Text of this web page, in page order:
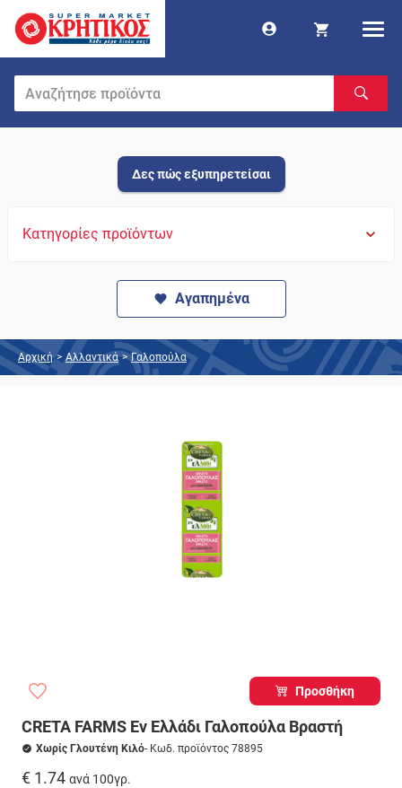
Δες πώς εξυπηρετείσαι
Κατηγορίες προϊόντων
Αγαπημένα
Αρχική > Αλλαντικά > Γαλοπούλα
Προσθήκη
CRETA FARMS Εν Ελλάδι Γαλοπούλα Βραστή
Χωρίς Γλουτένη Κιλό- Κωδ. προϊόντος 78895
€ 1.74 ανά 100γρ.